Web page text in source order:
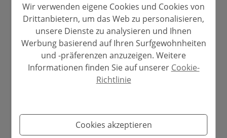
2.400.000 €
Villa zum verkauf in Moraira
350 m2 769 m2
Wir verwenden eigene Cookies und Cookies von
Drittanbietern, um das Web zu personalisieren,
unsere Dienste zu analysieren und Ihnen
Werbung basierend auf Ihren Surfgewohnheiten
und -präferenzen anzuzeigen. Weitere
Informationen finden Sie auf unserer Cookie-
Richtlinie
Cookies akzeptieren